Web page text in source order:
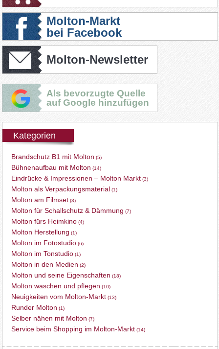
Molton-Markt
bei Facebook
Molton-Newsletter
Als bevorzugte Quelle
auf Google hinzufügen
Kategorien
Brandschutz B1 mit Molton (5)
Bühnenaufbau mit Molton (14)
Eindrücke & Impressionen – Molton Markt (3)
Molton als Verpackungsmaterial (1)
Molton am Filmset (3)
Molton für Schallschutz & Dämmung (7)
Molton fürs Heimkino (4)
Molton Herstellung (1)
Molton im Fotostudio (6)
Molton im Tonstudio (1)
Molton in den Medien (2)
Molton und seine Eigenschaften (18)
Molton waschen und pflegen (10)
Neuigkeiten vom Molton-Markt (13)
Runder Molton (1)
Selber nähen mit Molton (7)
Service beim Shopping im Molton-Markt (14)